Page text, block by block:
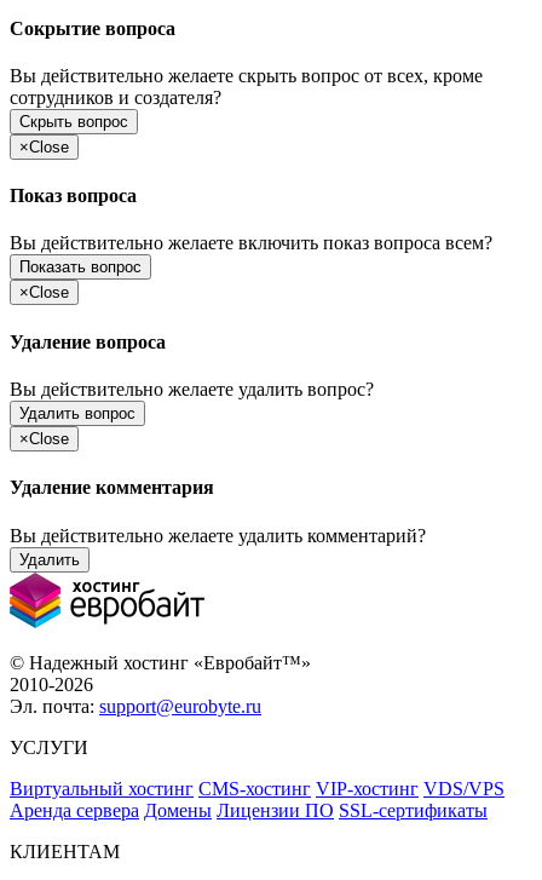
Сокрытие вопроса
Вы действительно желаете скрыть вопрос от всех, кроме
сотрудников и создателя?
Скрыть вопрос
×Close
Показ вопроса
Вы действительно желаете включить показ вопроса всем?
Показать вопрос
×Close
Удаление вопроса
Вы действительно желаете удалить вопрос?
Удалить вопрос
×Close
Удаление комментария
Вы действительно желаете удалить комментарий?
Удалить
© Надежный хостинг «Евробайт™»
2010-2026
Эл. почта: support@eurobyte.ru
УСЛУГИ
Виртуальный хостинг CMS-хостинг VIP-хостинг VDS/VPS
Аренда сервера Домены Лицензии ПО SSL-сертификаты
КЛИЕНТАМ